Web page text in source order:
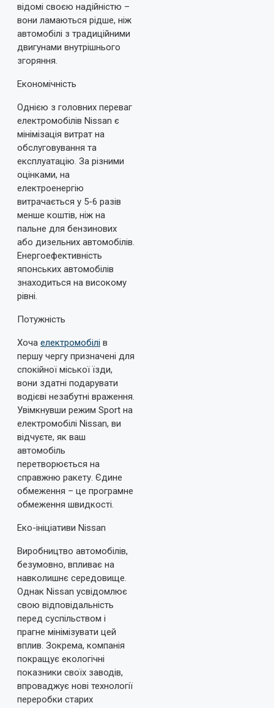
відомі своєю надійністю –
вони ламаються рідше, ніж
автомобілі з традиційними
двигунами внутрішнього
згоряння.
Економічність
Однією з головних переваг
електромобілів Nissan є
мінімізація витрат на
обслуговування та
експлуатацію. За різними
оцінками, на
електроенергію
витрачається у 5-6 разів
менше коштів, ніж на
пальне для бензинових
або дизельних автомобілів.
Енергоефективність
японських автомобілів
знаходиться на високому
рівні.
Потужність
Хоча електромобілі в
першу чергу призначені для
спокійної міської їзди,
вони здатні подарувати
водієві незабутні враження.
Увімкнувши режим Sport на
електромобілі Nissan, ви
відчуєте, як ваш
автомобіль
перетворюється на
справжню ракету. Єдине
обмеження – це програмне
обмеження швидкості.
Еко-ініціативи Nissan
Виробництво автомобілів,
безумовно, впливає на
навколишнє середовище.
Однак Nissan усвідомлює
свою відповідальність
перед суспільством і
прагне мінімізувати цей
вплив. Зокрема, компанія
покращує екологічні
показники своїх заводів,
впроваджує нові технології
переробки старих